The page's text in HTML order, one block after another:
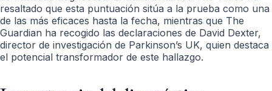
resaltado que esta puntuación sitúa a la prueba como una
de las más eficaces hasta la fecha, mientras que The
Guardian ha recogido las declaraciones de David Dexter,
director de investigación de Parkinson’s UK, quien destaca
el potencial transformador de este hallazgo.